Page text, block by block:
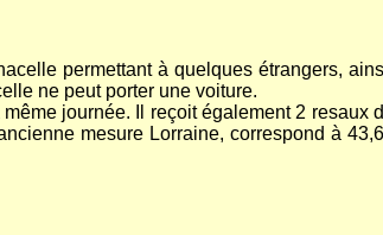
permettant à quelques étrangers,
ne peut porter une voiture.
journée. Il reçoit également 2
mesure Lorraine, correspond à